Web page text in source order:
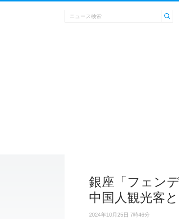
銀座「フェン
中国人観光客
2024年10月25日 7時46分